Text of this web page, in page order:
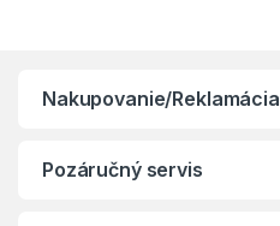
Nakupovanie/Reklamácia
Pozáručný servis